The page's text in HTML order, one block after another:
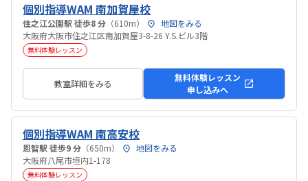
個別指導WAM 南加賀屋校
住之江公園駅 徒歩8 分 （610m）
地図をみる
大阪府大阪市住之江区南加賀屋3-8-26 Y.S.ビル3階
無料体験レッスン
教室詳細をみる
無料体験レッスン
申し込みへ
個別指導WAM 南高安校
恩智駅 徒歩9 分 （650m）
地図をみる
大阪府八尾市垣内1-178
無料体験レッスン